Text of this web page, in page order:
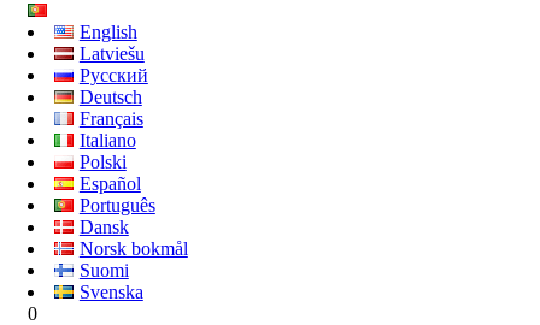
English
Latviešu
Русский
Deutsch
Français
Italiano
Polski
Español
Português
Dansk
Norsk bokmål
Suomi
Svenska
0